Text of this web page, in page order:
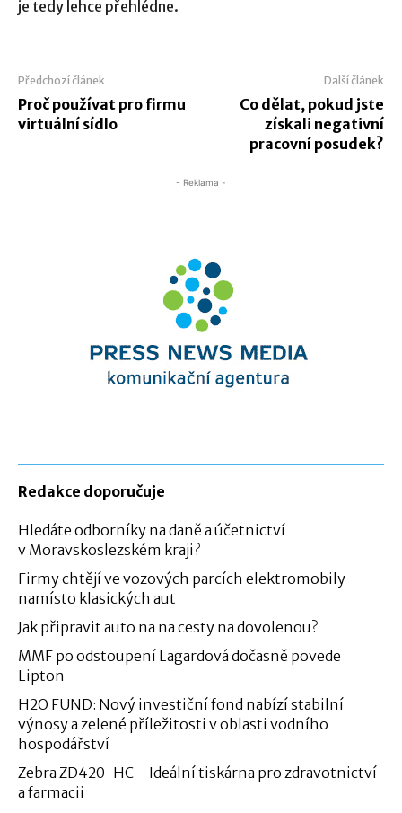
je tedy lehce přehlédne.
Předchozí článek
Proč používat pro firmu
virtuální sídlo
Další článek
Co dělat, pokud jste
získali negativní
pracovní posudek?
- Reklama -
Redakce doporučuje
Hledáte odborníky na daně a účetnictví
v Moravskoslezském kraji?
Firmy chtějí ve vozových parcích elektromobily
namísto klasických aut
Jak připravit auto na na cesty na dovolenou?
MMF po odstoupení Lagardová dočasně povede
Lipton
H2O FUND: Nový investiční fond nabízí stabilní
výnosy a zelené příležitosti v oblasti vodního
hospodářství
Zebra ZD420-HC – Ideální tiskárna pro zdravotnictví
a farmacii